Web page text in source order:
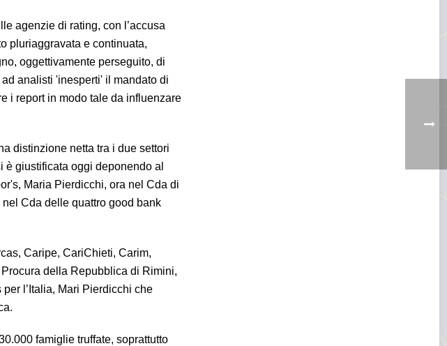
agenzie di rating, con l’accusa
pluriaggravata e continuata,
oggettivamente perseguito, di
analisti 'inesperti' il mandato di
i report in modo tale da influenzare
distinzione netta tra i due settori
giustificata oggi deponendo al
Maria Pierdicchi, ora nel Cda di
Cda delle quattro good bank
Caripe, CariChieti, Carim,
della Repubblica di Rimini,
l’Italia, Mari Pierdicchi che
famiglie truffate, soprattutto